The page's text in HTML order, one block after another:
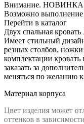
Внимание.
Возможно
Перейти в каталог
Двух спальная
Имеет стильный
резных столбов,
комплектации кровать
заказать за
меняться по желанию
Материал корпуса
Цвет изделия может
оттенков в